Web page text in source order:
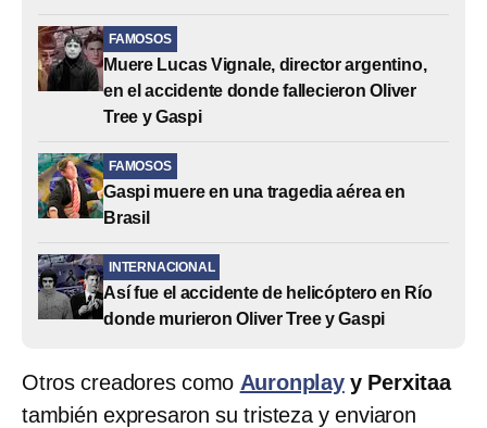
FAMOSOS
Muere Lucas Vignale, director argentino,
en el accidente donde fallecieron Oliver
Tree y Gaspi
FAMOSOS
Gaspi muere en una tragedia aérea en
Brasil
INTERNACIONAL
Así fue el accidente de helicóptero en Río
donde murieron Oliver Tree y Gaspi
Otros creadores como Auronplayy Perxitaa
también expresaron su tristeza y enviaron